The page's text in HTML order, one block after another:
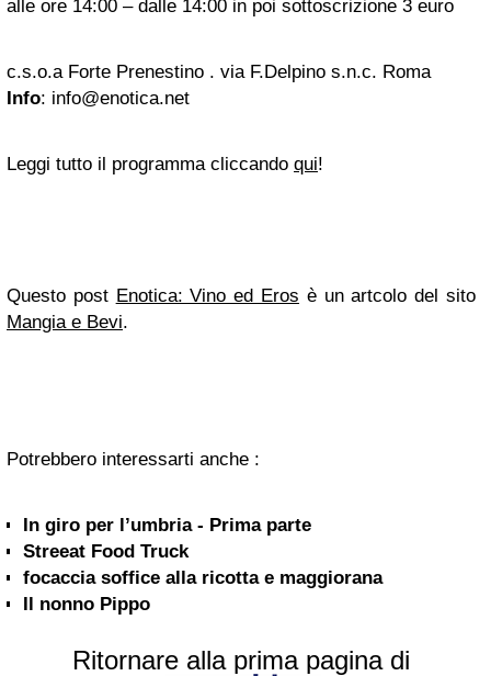
alle ore 14:00 – dalle 14:00 in poi sottoscrizione 3 euro
c.s.o.a Forte Prenestino . via F.Delpino s.n.c. Roma
Info: info@enotica.net
Leggi tutto il programma cliccando qui!
Questo post Enotica: Vino ed Eros è un artcolo del sito
Mangia e Bevi.
Potrebbero interessarti anche :
In giro per l’umbria - Prima parte
Streeat Food Truck
focaccia soffice alla ricotta e maggiorana
Il nonno Pippo
Ritornare alla prima pagina di